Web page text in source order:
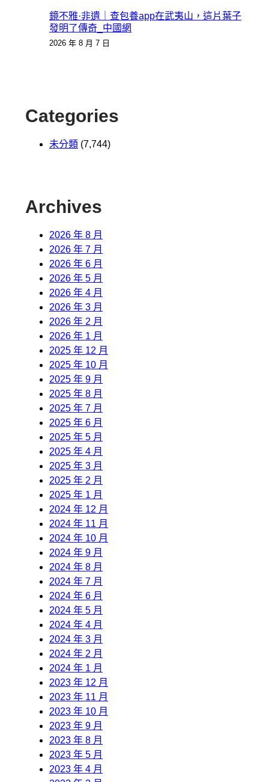
鏡不雅·非遺｜查包養app在武夷山，這片葉子
發明了傳奇_中國網
2026 年 8 月 7 日
Categories
未分類 (7,744)
Archives
2026 年 8 月
2026 年 7 月
2026 年 6 月
2026 年 5 月
2026 年 4 月
2026 年 3 月
2026 年 2 月
2026 年 1 月
2025 年 12 月
2025 年 10 月
2025 年 9 月
2025 年 8 月
2025 年 7 月
2025 年 6 月
2025 年 5 月
2025 年 4 月
2025 年 3 月
2025 年 2 月
2025 年 1 月
2024 年 12 月
2024 年 11 月
2024 年 10 月
2024 年 9 月
2024 年 8 月
2024 年 7 月
2024 年 6 月
2024 年 5 月
2024 年 4 月
2024 年 3 月
2024 年 2 月
2024 年 1 月
2023 年 12 月
2023 年 11 月
2023 年 10 月
2023 年 9 月
2023 年 8 月
2023 年 5 月
2023 年 4 月